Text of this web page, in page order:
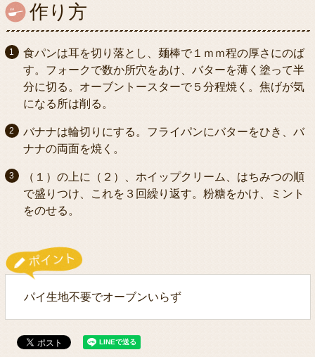
作り方
食パンは耳を切り落とし、麺棒で１ｍｍ程の厚さにのば
す。フォークで数か所穴をあけ、バターを薄く塗って半
分に切る。オーブントースターで５分程焼く。焦げが気
になる所は削る。
バナナは輪切りにする。フライパンにバターをひき、バ
ナナの両面を焼く。
（１）の上に（２）、ホイップクリーム、はちみつの順
で盛りつけ、これを３回繰り返す。粉糖をかけ、ミント
をのせる。
パイ生地不要でオーブンいらず